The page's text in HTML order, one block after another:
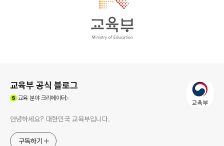
교육부 공식 블로그
교육분야 크리에이터
안녕하세요? 대한민국 교육부입니다.
구독하기